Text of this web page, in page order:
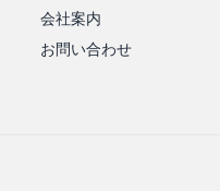
会社案内
お問い合わせ